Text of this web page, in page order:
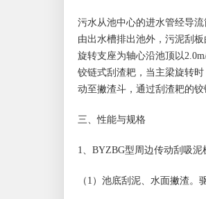
污水从池中心的进水管经导
由出水槽排出池外，污泥刮
旋转支座为轴心沿池顶以
铰链式刮渣耙，当主梁旋转
动至撇渣斗，通过刮渣耙的铰
三、性能与规格
1、BYZBG型周边传动刮吸泥
（1）池底刮泥、水面撇渣